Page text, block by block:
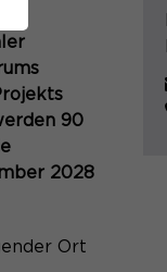
90
2028
Ort